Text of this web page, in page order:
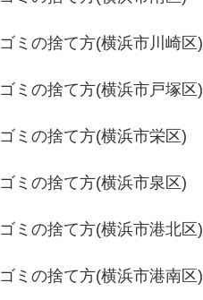
ゴミの捨て方(横浜市川崎区)
ゴミの捨て方(横浜市戸塚区)
ゴミの捨て方(横浜市栄区)
ゴミの捨て方(横浜市泉区)
ゴミの捨て方(横浜市港北区)
ゴミの捨て方(横浜市港南区)